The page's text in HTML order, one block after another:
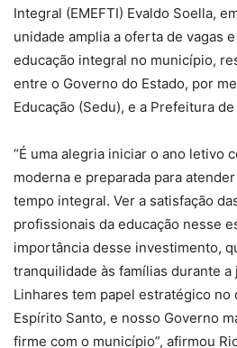
Integral (EMEFTI) Evaldo Soella,
unidade amplia a oferta de vagas
educação integral no município,
entre o Governo do Estado, por
Educação (Sedu), e a Prefeitura
“É uma alegria iniciar o ano letivo
moderna e preparada para
tempo integral. Ver a satisfação
profissionais da educação nesse
importância desse investimento,
tranquilidade às famílias durante a
Linhares tem papel estratégico
Espírito Santo, e nosso Governo
firme com o município”, afirmou